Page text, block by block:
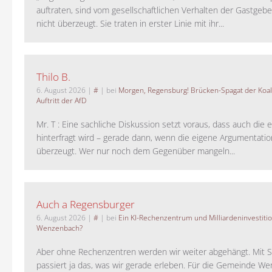
auftraten, sind vom gesellschaftlichen Verhalten der
nicht überzeugt. Sie traten in erster Linie mit ihr...
Thilo B.
6. August 2026 | # | bei Morgen, Regensburg! Brücken-Spagat der
Auftritt der AfD
Mr. T : Eine sachliche Diskussion setzt voraus, dass auch die
hinterfragt wird – gerade dann, wenn die eigene
überzeugt. Wer nur noch dem Gegenüber mangeln...
Auch a Regensburger
6. August 2026 | # | bei Ein KI-Rechenzentrum und
Wenzenbach?
Aber ohne Rechenzentren werden wir weiter abgehängt. Mit
passiert ja das, was wir gerade erleben. Für die Gemeinde